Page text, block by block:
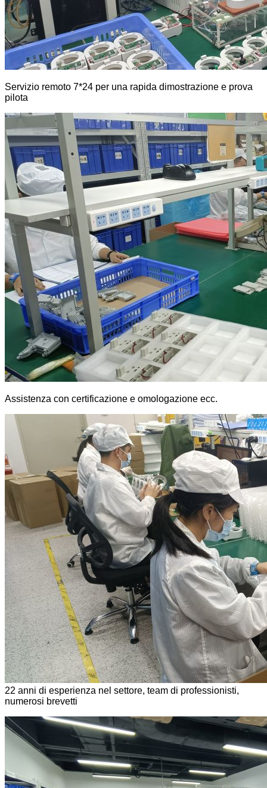
Servizio remoto 7*24 per una rapida dimostrazione e prova
pilota
Assistenza con certificazione e omologazione ecc.
22 anni di esperienza nel settore, team di professionisti,
numerosi brevetti